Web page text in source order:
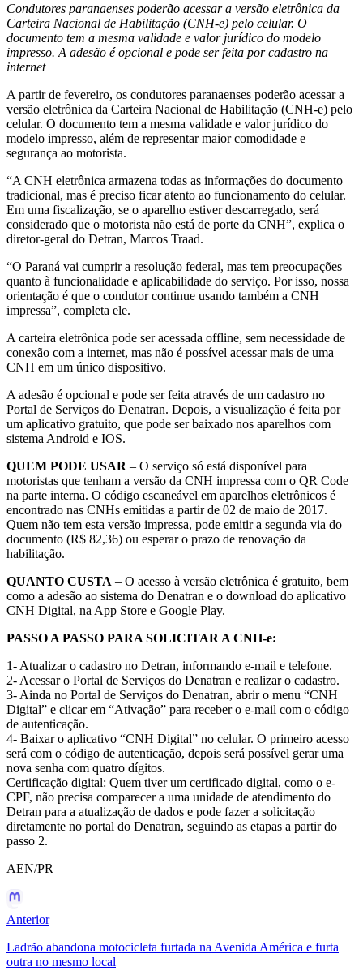
Condutores paranaenses poderão acessar a versão eletrônica da
Carteira Nacional de Habilitação (CNH-e) pelo celular. O
documento tem a mesma validade e valor jurídico do modelo
impresso. A adesão é opcional e pode ser feita por cadastro na
internet
A partir de fevereiro, os condutores paranaenses poderão acessar a
versão eletrônica da Carteira Nacional de Habilitação (CNH-e) pelo
celular. O documento tem a mesma validade e valor jurídico do
modelo impresso, além de representar maior comodidade e
segurança ao motorista.
“A CNH eletrônica armazena todas as informações do documento
tradicional, mas é preciso ficar atento ao funcionamento do celular.
Em uma fiscalização, se o aparelho estiver descarregado, será
considerado que o motorista não está de porte da CNH”, explica o
diretor-geral do Detran, Marcos Traad.
“O Paraná vai cumprir a resolução federal, mas tem preocupações
quanto à funcionalidade e aplicabilidade do serviço. Por isso, nossa
orientação é que o condutor continue usando também a CNH
impressa”, completa ele.
A carteira eletrônica pode ser acessada offline, sem necessidade de
conexão com a internet, mas não é possível acessar mais de uma
CNH em um único dispositivo.
A adesão é opcional e pode ser feita através de um cadastro no
Portal de Serviços do Denatran. Depois, a visualização é feita por
um aplicativo gratuito, que pode ser baixado nos aparelhos com
sistema Android e IOS.
QUEM PODE USAR – O serviço só está disponível para
motoristas que tenham a versão da CNH impressa com o QR Code
na parte interna. O código escaneável em aparelhos eletrônicos é
encontrado nas CNHs emitidas a partir de 02 de maio de 2017.
Quem não tem esta versão impressa, pode emitir a segunda via do
documento (R$ 82,36) ou esperar o prazo de renovação da
habilitação.
QUANTO CUSTA – O acesso à versão eletrônica é gratuito, bem
como a adesão ao sistema do Denatran e o download do aplicativo
CNH Digital, na App Store e Google Play.
PASSO A PASSO PARA SOLICITAR A CNH-e:
1- Atualizar o cadastro no Detran, informando e-mail e telefone.
2- Acessar o Portal de Serviços do Denatran e realizar o cadastro.
3- Ainda no Portal de Serviços do Denatran, abrir o menu “CNH
Digital” e clicar em “Ativação” para receber o e-mail com o código
de autenticação.
4- Baixar o aplicativo “CNH Digital” no celular. O primeiro acesso
será com o código de autenticação, depois será possível gerar uma
nova senha com quatro dígitos.
Certificação digital: Quem tiver um certificado digital, como o e-
CPF, não precisa comparecer a uma unidade de atendimento do
Detran para a atualização de dados e pode fazer a solicitação
diretamente no portal do Denatran, seguindo as etapas a partir do
passo 2.
AEN/PR
Anterior
Ladrão abandona motocicleta furtada na Avenida América e furta
outra no mesmo local